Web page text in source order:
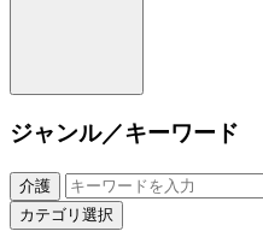
ジャンル／キーワード
介護
カテゴリ選択